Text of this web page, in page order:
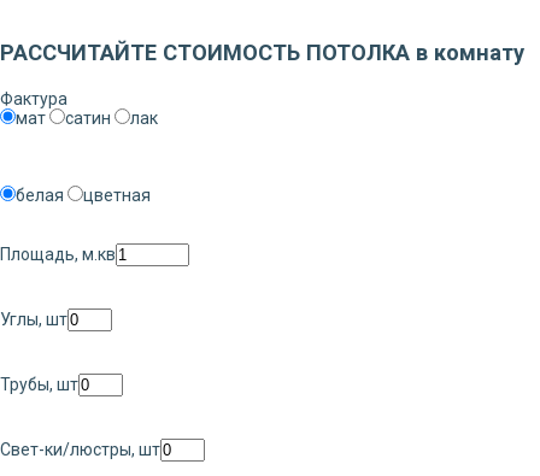
РАССЧИТАЙТЕ СТОИМОСТЬ ПОТОЛКА в комнату
Фактура
мат
сатин лак
белая цветная
Площадь, м.кв
Углы, шт
Трубы, шт
Свет-ки/люстры, шт